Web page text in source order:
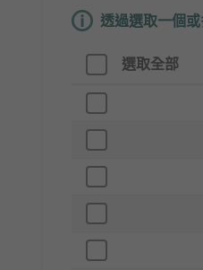
透過選取一個
選取全部